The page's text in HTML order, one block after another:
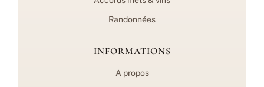
Randonnées
INFORMATIONS
A propos